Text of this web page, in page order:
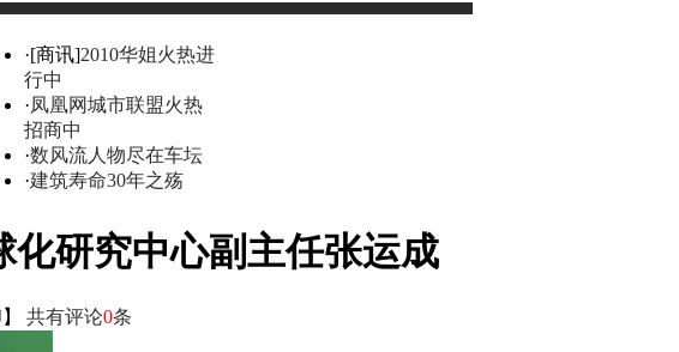
·[商讯]2010华姐火热进
行中
·凤凰网城市联盟火热
招商中
·数风流人物尽在车坛
·建筑寿命30年之殇
化研究中心副主任张运成
】 共有评论0条